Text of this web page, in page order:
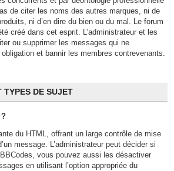
de citer les noms des autres marques, ni de
ni d’en dire du bien ou du mal. Le forum
créé dans cet esprit. L’administrateur et les
ou supprimer les messages qui ne
et bannir les membres contrevenants.
TYPES DE SUJET
?
du HTML, offrant un large contrôle de mise
message. L’administrateur peut décider si
vous pouvez aussi les désactiver
en utilisant l’option appropriée du